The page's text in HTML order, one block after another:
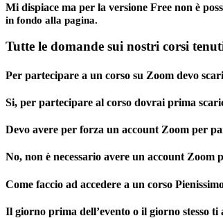
Mi dispiace ma per la versione Free non è
in fondo alla pagina.
Tutte le domande sui nostri corsi
Per partecipare a un corso su Zoom devo
Si, per partecipare al corso dovrai prima
Devo avere per forza un account Zoom per
No, non è necessario avere un account Zoom
Come faccio ad accedere a un corso
Il giorno prima dell’evento o il giorno stesso